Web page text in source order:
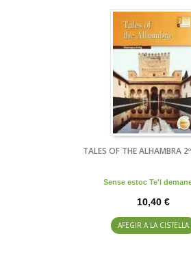
TALES OF THE ALHAMBRA
Sense estoc Te'l
10,40 €
AFEGIR A LA CISTELLA